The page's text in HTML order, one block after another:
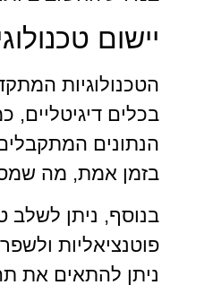
יישום
בכלים דיגיטליים,
הנתונים
בזמן אמת, מה
בנוסף, ניתן לשלב
פוטנציאליות
ניתן להתאים את